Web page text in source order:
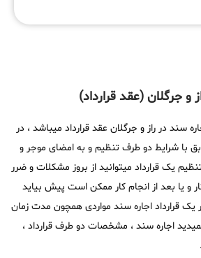
سند در راز و جرگلان عقد قرارداد میباشد ، در
با شرایط دو طرف تنظیم و به امضای موجر و
یک قرارداد میتوانید از بروز مشکلات و ضرر
و یا بعد از انجام کار ممکن است پیش بیاید
یک قرارداد اجاره سند مواردی همچون مدت زمان
تمیدید اجاره سند ، مشخصات دو طرف قرارداد ،